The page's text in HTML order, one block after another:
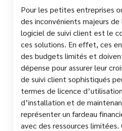
Pour les petites entreprises
des inconvénients majeurs de
logiciel de suivi client est le
ces solutions. En effet, ces
des budgets limités et
dépense pour assurer leur
de suivi client sophistiqués
termes de licence
d’installation et de
représenter un fardeau
avec des ressources